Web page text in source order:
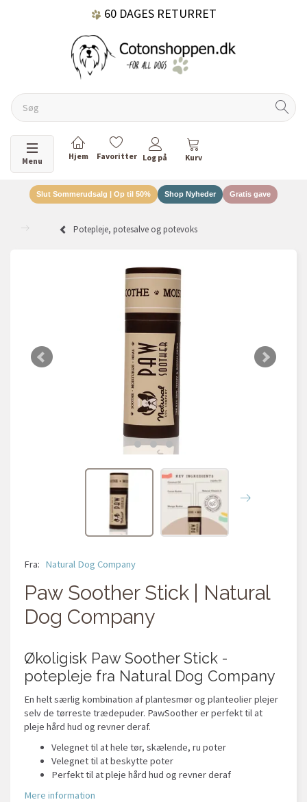
60 DAGES RETURRET
Skifte navigation
Menu
Slut Sommerudsalg | Op til 50% Shop Nyheder Gratis gave
Potepleje, potesalve og potevoks
Fra: Natural Dog Company
Paw Soother Stick | Natural
Dog Company
Økoligisk Paw Soother Stick -
potepleje fra Natural Dog Company
En helt særlig kombination af plantesmør og planteolier plejer
selv de tørreste trædepuder. PawSoother er perfekt til at
pleje hård hud og revner deraf.
Velegnet til at hele tør, skælende, ru poter
Velegnet til at beskytte poter
Perfekt til at pleje hård hud og revner deraf
Mere information